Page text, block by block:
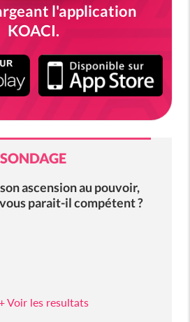
l'application
KOACI.
SONDAGE
ascension au pouvoir,
parait-il compétent ?
Voir les resultats